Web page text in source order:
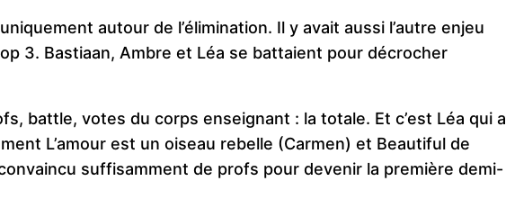
autour de l’élimination. Il y avait aussi l’autre enjeu
3. Bastiaan, Ambre et Léa se battaient pour décrocher
battle, votes du corps enseignant : la totale. Et c’est Léa qui a
L’amour est un oiseau rebelle (Carmen) et Beautiful de
suffisamment de profs pour devenir la première demi-